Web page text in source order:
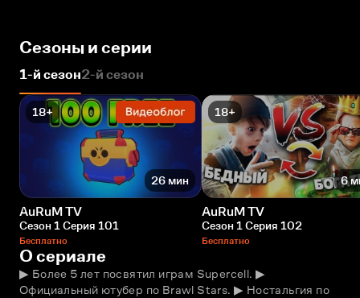
Сезоны и серии
1-й сезон2-й сезон
18+
26 мин
AuRuM TV
Сезон 1 Серия 101
Бесплатно
18+
6
AuRuM TV
Сезон 1 Серия 102
Бесплатно
О сериале
▶ Более 5 лет посвятил играм Supercell. ▶
Официальный ютубер по Brawl Stars. ▶ Ностальгия по